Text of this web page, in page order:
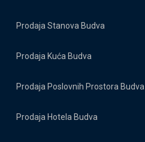
Prodaja Stanova Budva
Prodaja Kuća Budva
Prodaja Poslovnih Prostora Budva
Prodaja Hotela Budva